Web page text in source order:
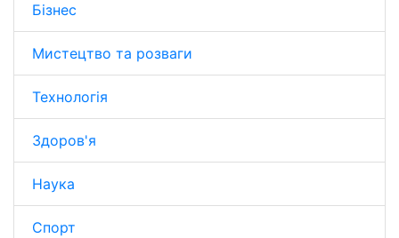
Бізнес
Мистецтво та розваги
Технологія
Здоров'я
Наука
Спорт